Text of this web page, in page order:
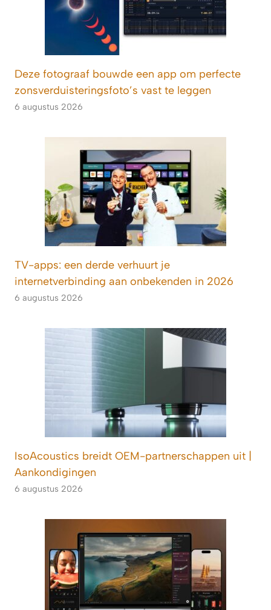
Deze fotograaf bouwde een app om perfecte
zonsverduisteringsfoto’s vast te leggen
6 augustus 2026
TV-apps: een derde verhuurt je
internetverbinding aan onbekenden in 2026
6 augustus 2026
IsoAcoustics breidt OEM-partnerschappen uit |
Aankondigingen
6 augustus 2026